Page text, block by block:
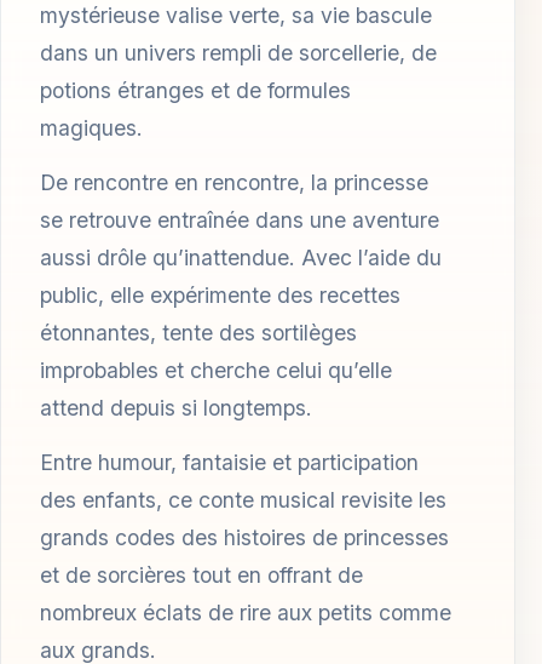
mystérieuse valise verte, sa vie bascule
dans un univers rempli de sorcellerie, de
potions étranges et de formules
magiques.
De rencontre en rencontre, la princesse
se retrouve entraînée dans une aventure
aussi drôle qu’inattendue. Avec l’aide du
public, elle expérimente des recettes
étonnantes, tente des sortilèges
improbables et cherche celui qu’elle
attend depuis si longtemps.
Entre humour, fantaisie et participation
des enfants, ce conte musical revisite les
grands codes des histoires de princesses
et de sorcières tout en offrant de
nombreux éclats de rire aux petits comme
aux grands.